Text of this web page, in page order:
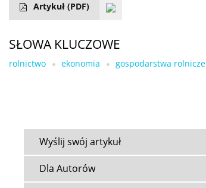
Artykuł (PDF)
SŁOWA KLUCZOWE
rolnictwo ekonomia gospodarstwa rolnicze
Wyślij swój artykuł
Dla Autorów